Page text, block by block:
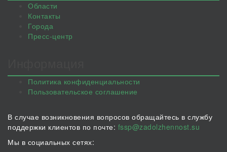
Области
Контакты
Города
Пресс-центр
Политика конфиденциальности
Пользовательское соглашение
В случае возникновения вопросов обращайтесь в службу
поддержки клиентов по почте: fssp@zadolzhennost.su
Мы в социальных сетях: